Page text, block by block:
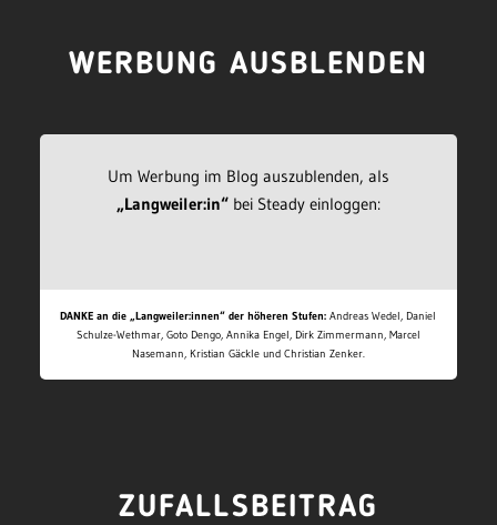
WERBUNG AUSBLENDEN
Um Werbung im Blog auszublenden, als
„Langweiler:in“bei Steady einloggen:
DANKE an die „Langweiler:innen“ der höheren Stufen: Andreas Wedel, Daniel
Schulze-Wethmar, Goto Dengo, Annika Engel, Dirk Zimmermann, Marcel
Nasemann, Kristian Gäckle und Christian Zenker.
ZUFALLSBEITRAG